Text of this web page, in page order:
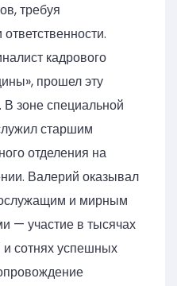
требуя
кадрового
прошел эту
В зоне специальной
старшим
отделения на
Валерий оказывал
и мирным
— участие в тысячах
сотнях успешных